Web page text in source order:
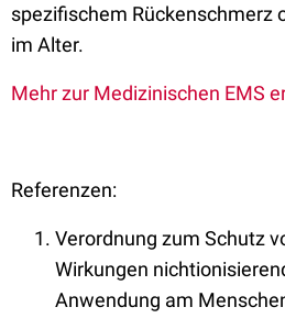
spezifischem Rückenschmerz
im Alter.
Mehr zur Medizinischen EMS
Referenzen:
Verordnung zum Schutz
Wirkungen
Anwendung am